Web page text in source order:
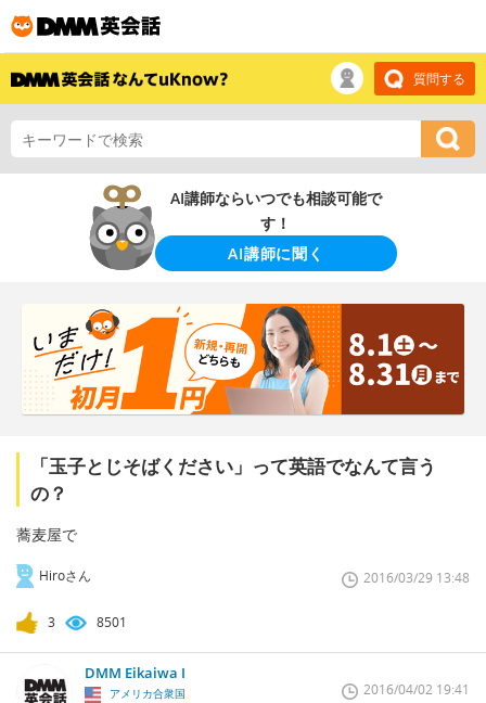
質問する
AI講師ならいつでも相談可能で
す！
AI講師に聞く
「玉子とじそばください」って英語でなんて言う
の？
蕎麦屋で
Hiroさん 2016/03/29 13:48
3 8501
DMM Eikaiwa I
アメリカ合衆国 2016/04/02 19:41